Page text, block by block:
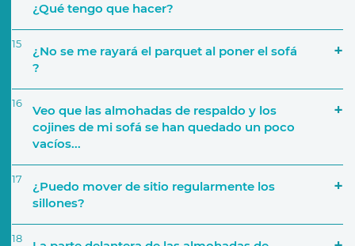
¿Qué tengo que hacer?
15
¿No se me rayará el parquet al poner el sofá
?
16
Veo que las almohadas de respaldo y los
cojines de mi sofá se han quedado un poco
vacíos...
17
¿Puedo mover de sitio regularmente los
sillones?
18